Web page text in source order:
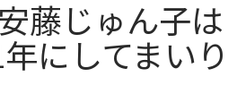
藤じゅん子は
にしてまいり